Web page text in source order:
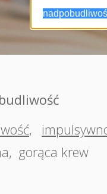
,
, gorąca krew